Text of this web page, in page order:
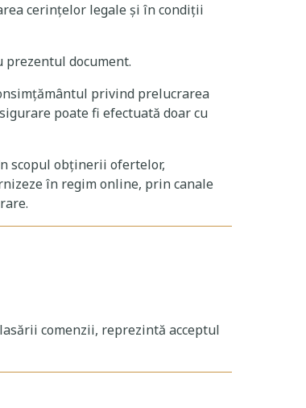
cerințelor legale și în condiții
prezentul document.
privind prelucrarea
poate fi efectuată doar cu
scopul obținerii ofertelor,
în regim online, prin canale
comenzii, reprezintă acceptul